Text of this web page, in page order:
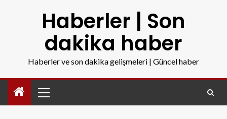
Haberler | Son
dakika haber
Haberler ve son dakika gelişmeleri | Güncel haber